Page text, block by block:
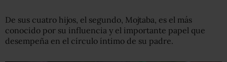
De sus cuatro hijos, el segundo, Mojtaba, es el más
conocido por su influencia y el importante papel que
desempeña en el círculo íntimo de su padre.